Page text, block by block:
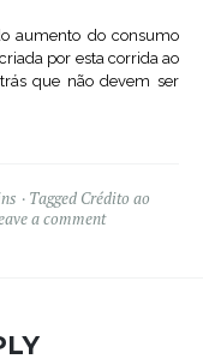
aumento do consumo
por esta corrida ao
que não devem ser
Tagged Crédito ao
a comment